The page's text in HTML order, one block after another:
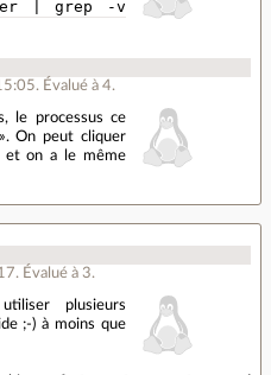
| grep -v
. Évalué à4.
le processus ce
On peut cliquer
on a le même
. Évalué à 3.
plusieurs
;-) à moins que